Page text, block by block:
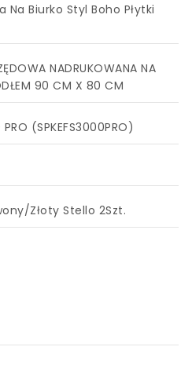
Na Biurko Styl Boho Płytki
NADRUKOWANA NA
90 CM X 80 CM
(SPKEFS3000PRO)
Złoty Stello 2Szt.